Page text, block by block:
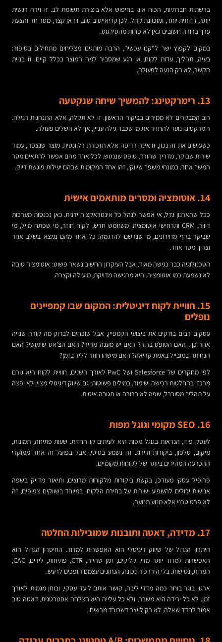
ברשתות חברתיות, הכוח אינו בחיפוש אלא ביצירת תשומת לב. זו זירה רגשית
יותר, חזותית יותר, ומוכוונת קהל. לכן קריאייטיב טוב, וידאו קצר, מסר חד והצעת
ערך ברורה חשובים כאן לא פחות מהטירגוט.
במקום לקפוץ ישר ל"קנו עכשיו", הרבה מותגים מצליחים מתחילים בסיפור:
בעיה, תהליך, עדות לקוח, או רגע שמסביר למה המוצר בכלל קיים. זו בניית
הקשר, לא רק הנעה לפעולה.
13. רימרקטינג: להמשיך שיחה שנקטעה
רוב המבקרים לא ממירים בביקור הראשון. זו לא תקלה, אלא התנהגות רגילה.
רימרקטינג נועד להחזיר את מי שכבר גילה עניין, אך לא השלים פעולה.
כשעושים את זה נכון, זו אינה רדיפה אלא תזכורת רלוונטית. מוצר שנצפה, עמוד
שירות שבוקר, מדריך שהורד, טופס שננטש. לכל אחד מהם אפשר להתאים מסר
המשך אחר. במונחי משפך שיווקי, זהו אחד המקומות שבהם יעילות פוגשת דיוק.
14. אוטומציה ומסרים מותאמים אישית
ככל שהארגון גדל, אי אפשר לנהל כל אינטראקציה ידנית. כאן נכנסות מערכות
דיוור, CRM ותרחישי אוטומציה. משתמש חדש, לקוח חוזר, מי שפתח מייל, מי
שביקר בדף מחירונים, מי שנרשם להדגמה: כל אחד מהם נמצא בשלב אחר
וצריך מסר אחר.
הטכנולוגיה כבר נגישה מאוד, אבל העיקרון החשוב נשאר פשוט: אוטומציה טובה
לא נשמעת כמו אוטומציה. היא מרגישה מדויקת, מועילה וקצרה.
15. חוויית לקוח דיגיטלית: המקום שבו קמפיינים
נופלים
עסקים רבים בודקים את ביצועי הקמפיין, אבל שוכחים לבדוק מה קורה שנייה
אחר כך. האם הטופס ברור? האם יש מענה מהיר? האם הצ'אט שימושי? האם
הנחיתה במובייל באמת קריאה? האם מישהו חוזר לליד בזמן?
לפי מחקרים של Salesforce ושל PwC לאורך השנים, חוויית לקוח היא גורם
מרכזי בהחלטות רכישה ושימור. במילים פשוטות: גם שיווק דיגיטלי מצוין לא יפצה
על תהליך מסורבל, שפה לא ברורה או תגובה איטית.
16. SEO מקומי וגוגל מפות
לעסק פיזי, הנראות בגוגל מפות היא לעיתים קו החזית. שעות פתיחה, תמונות,
מיקום, טלפון, ביקורות ודירוג. זה נשמע בסיסי, אבל בפועל זה אחד ממוקדי
ההכרעה המהירים ביותר של לקוחות מקומיים.
פרופיל עסקי מעודכן, בקשת ביקורות מלקוחות מרוצים, ותיאור מדויק בשפה
אנושית יכולים להשפיע ישירות על בחירת הלקוח. במיוחד בשווקים צפופים, זה
לא פרט טכני אלא מנוע תנועה.
17. מדידה, דאטה ותובנות שמובילות החלטה
היתרון הגדול של שיווק דיגיטלי הוא האפשרות למדוד. החיסרון הגדול הוא
האפשרות למדוד יותר מדי. קליקים, זמן שהייה, CTR, פתיחות, לידים, CAC,
המרות, נטישות. בלי היררכיה נכונה, הנתונים עצמם הופכים לרעש.
ארגון בוגר בוחר כמה מדדי ליבה, קושר אותם ליעד עסקי, ובוחן מגמות לאורך
זמן. לא כל ירידה היא משבר, ולא כל עלייה היא הצלחה אסטרטגית. דאטה טוב
אמור לחדד שאלה, לא רק לייצר דשבורד מרשים.